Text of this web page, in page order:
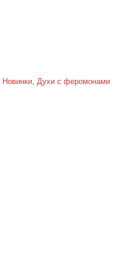
Новинки, Духи с феромонами